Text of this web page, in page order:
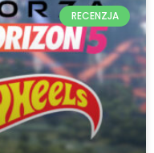
RECENZJA